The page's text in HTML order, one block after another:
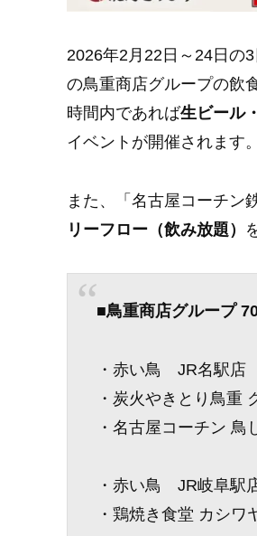
2026年2月22日～24日の
の鳥重商店グループの飲
時間内であれば生ビール
イベントが開催されます。
また、「名古屋コーチン
リーフロー（飲み放題）
■鳥重商店グループ
・赤い鳥 JR名駅店
・炭火やきとり鳥重
・名古屋コーチン 鳥
・赤い鳥 JR岐阜駅
・鶏焼き食堂 カシ